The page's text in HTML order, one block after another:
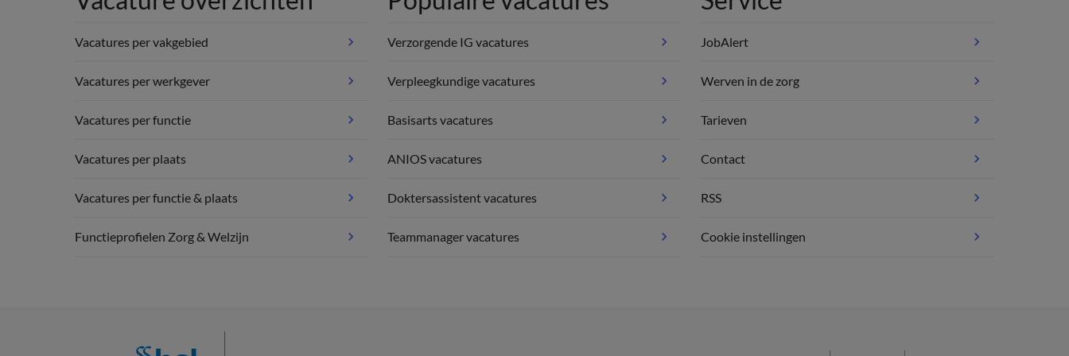
Vacatures per vakgebied
Vacatures per werkgever
Vacatures per functie
Vacatures per plaats
Vacatures per functie & plaats
Functieprofielen Zorg & Welzijn
Verzorgende IG vacatures
Verpleegkundige vacatures
Basisarts vacatures
ANIOS vacatures
Doktersassistent vacatures
Teammanager vacatures
JobAlert
Werven in de zorg
Tarieven
Contact
RSS
Cookie instellingen